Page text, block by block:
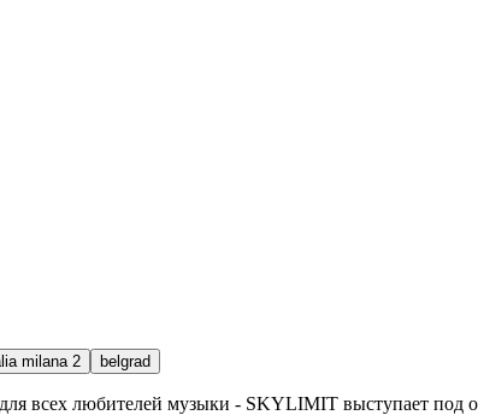
milana 2 belgrad
всех любителей музыки - SKYLIMIT выступает под